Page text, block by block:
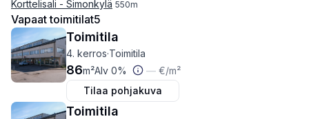
Korttelisali - Simonkylä 550m
Vapaat toimitilat5
Toimitila
4. kerros·Toimitila
86m²Alv 0% — €/m²
Tilaa pohjakuva
Toimitila